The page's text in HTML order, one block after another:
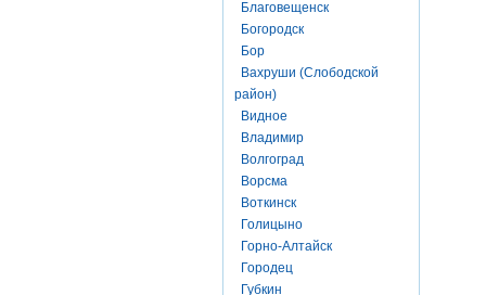
Благовещенск
Богородск
Бор
Вахруши (Слободской
район)
Видное
Владимир
Волгоград
Ворсма
Воткинск
Голицыно
Горно-Алтайск
Городец
Губкин